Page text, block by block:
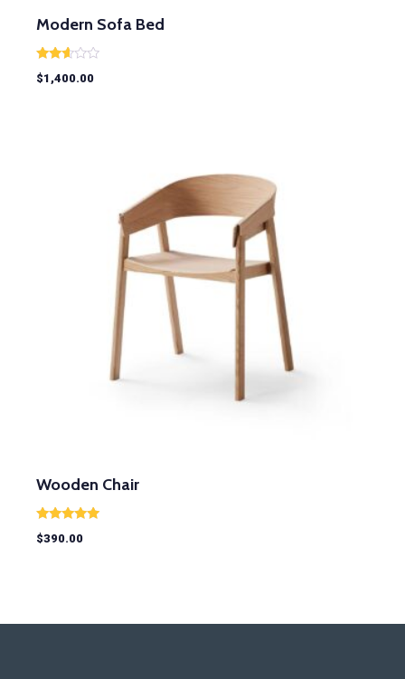
Modern Sofa Bed
Rated
2.49
$1,400.00
Wooden Chair
Rated
5.00
$390.00